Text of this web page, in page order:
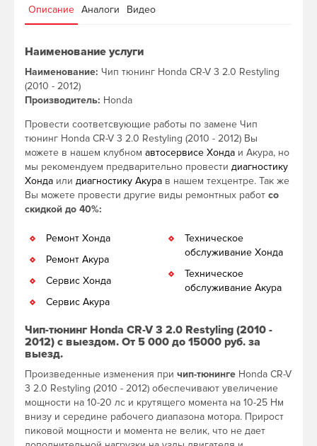
Описание Аналоги Видео
Наименование услуги
Наименование: Чип тюнинг Honda CR-V 3 2.0 Restyling
(2010 - 2012)
Производитель: Honda
Провести соответсвующие работы по замене Чип
тюнинг Honda CR-V 3 2.0 Restyling (2010 - 2012) Вы
можете в нашем клубном автосервисе Хонда и Акура, но
мы рекомендуем предварительно провести диагностику
Хонда или диагностику Акура в нашем техцентре. Так же
Вы можете провести другие виды ремонтных работ со
скидкой до 40%:
Ремонт Хонда
Ремонт Акура
Сервис Хонда
Сервис Акура
Техническое
обслуживание Хонда
Техническое
обслуживание Акура
Чип-тюнинг Honda CR-V 3 2.0 Restyling (2010 -
2012) с выездом. От 5 000 до 15000 руб. за
выезд.
Произведенные изменения при чип-тюнинге Honda CR-V
3 2.0 Restyling (2010 - 2012) обеспечивают увеличение
мощности на 10-20 лс и крутящего момента на 10-25 Нм
внизу и середине рабочего диапазона мотора. Прирост
пиковой мощности и момента не велик, что не дает